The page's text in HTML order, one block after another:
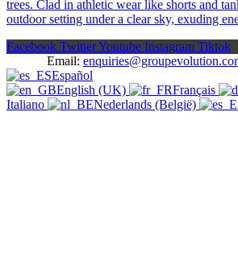
Facebook TwitterYoutube Instagram Tiktok
Email:
Español
English (UK)
Français
Italiano
Nederlands (België)